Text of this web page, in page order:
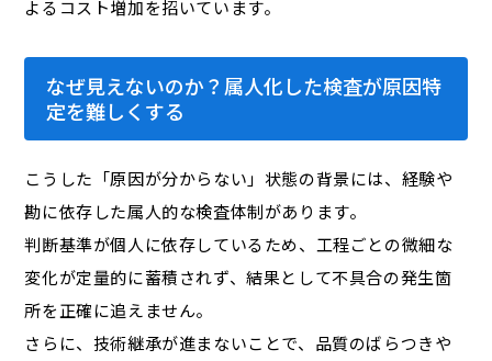
よるコスト増加を招いています。
なぜ見えないのか？属人化した検査が原因特
定を難しくする
こうした「原因が分からない」状態の背景には、経験や
勘に依存した属人的な検査体制があります。
判断基準が個人に依存しているため、工程ごとの微細な
変化が定量的に蓄積されず、結果として不具合の発生箇
所を正確に追えません。
さらに、技術継承が進まないことで、品質のばらつきや